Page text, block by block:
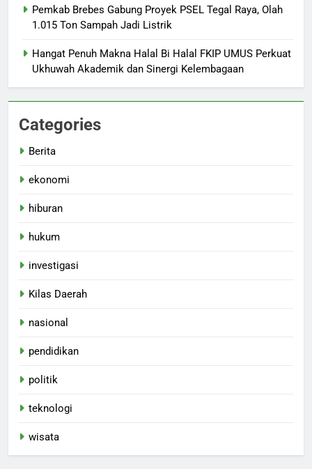
Pemkab Brebes Gabung Proyek PSEL Tegal Raya, Olah
1.015 Ton Sampah Jadi Listrik
Hangat Penuh Makna Halal Bi Halal FKIP UMUS Perkuat
Ukhuwah Akademik dan Sinergi Kelembagaan
Categories
Berita
ekonomi
hiburan
hukum
investigasi
Kilas Daerah
nasional
pendidikan
politik
teknologi
wisata